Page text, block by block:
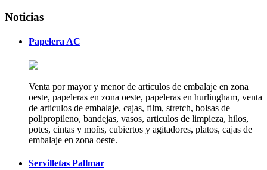
Noticias
Papelera AC
Venta por mayor y menor de articulos de embalaje en zona
oeste, papeleras en zona oeste, papeleras en hurlingham, venta
de articulos de embalaje, cajas, film, stretch, bolsas de
polipropileno, bandejas, vasos, articulos de limpieza, hilos,
potes, cintas y moñs, cubiertos y agitadores, platos, cajas de
embalaje en zona oeste.
Servilletas Pallmar